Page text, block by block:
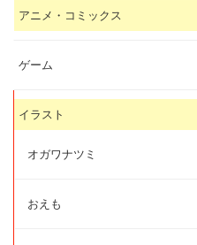
アニメ・コミックス
ゲーム
イラスト
オガワナツミ
おえも